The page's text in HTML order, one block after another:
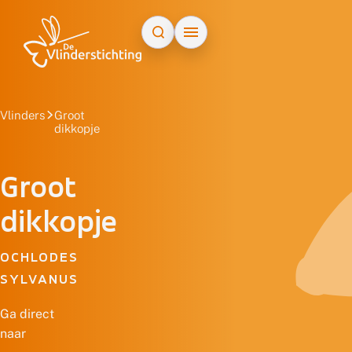
Vlinders
Groot
dikkopje
Groot
dikkopje
OCHLODES
SYLVANUS
Ga direct
naar